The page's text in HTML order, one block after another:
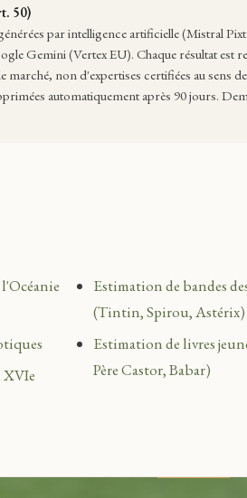
50)
par intelligence artificielle (Mistral
Gemini (Vertex EU). Chaque résultat est
non d'expertises certifiées au sens
automatiquement après 90 jours.
Estimation de bandes
(Tintin, Spirou, Astérix)
Estimation de livres
Père Castor, Babar)